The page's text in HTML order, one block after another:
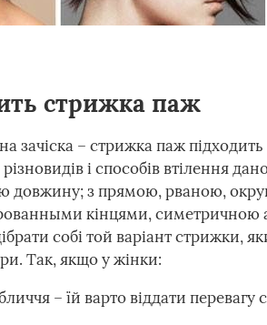
стрижка паж
зачіска – стрижка паж
і способів втілення
довжину; з прямою, рваною,
кінцями, симетричною
собі той варіант стрижки,
Так, якщо у жінки:
– їй варто віддати